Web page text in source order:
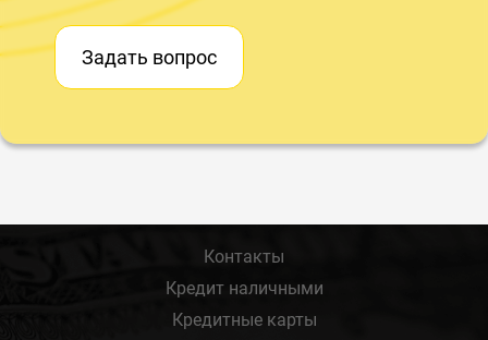
Задать вопрос
Контакты
Кредит наличными
Кредитные карты